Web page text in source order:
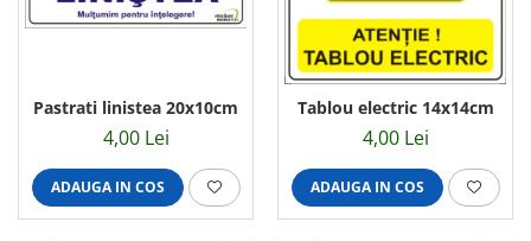
Pastrati linistea 20x10cm
4,00 Lei
ADAUGA IN COS
Tablou electric 14x14cm
4,00 Lei
ADAUGA IN COS